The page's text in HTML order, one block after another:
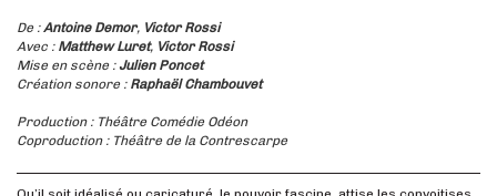
De :Antoine Demor, Victor Rossi
Avec : Matthew Luret, Victor Rossi
Mise en scène :Julien Poncet
Création sonore : Raphaël Chambouvet
Production : Théâtre Comédie Odéon
Coproduction : Théâtre de la Contrescarpe